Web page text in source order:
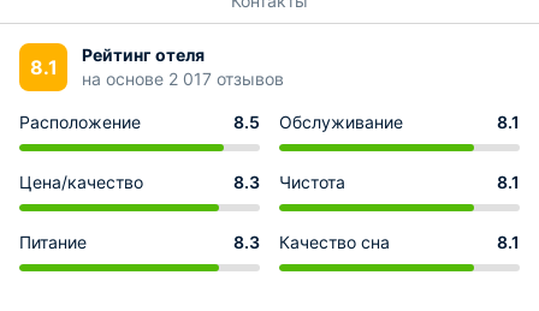
8.1
Рейтинг отеля
на основе 2 017 отзывов
Расположение 8.5 Обслуживание 8.1
Цена/качество 8.3 Чистота 8.1
Питание 8.3 Качество сна 8.1